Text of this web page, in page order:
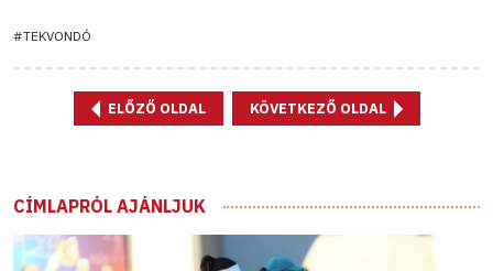
#TEKVONDÓ
ELŐZŐ OLDAL KÖVETKEZŐ OLDAL
CÍMLAPRÓL AJÁNLJUK